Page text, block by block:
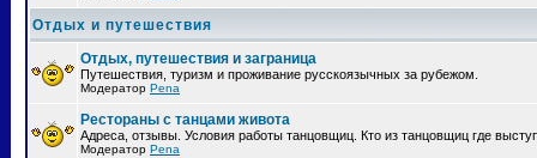
Отдых и путешествия
Отдых, путешествия и заграница
Путешествия, туризм и проживание русскоязычных за рубежом.
Модератор Pena
Рестораны с танцами живота
Адреса, отзывы. Условия работы танцовщиц. Кто из танцовщиц где
Модератор Pena